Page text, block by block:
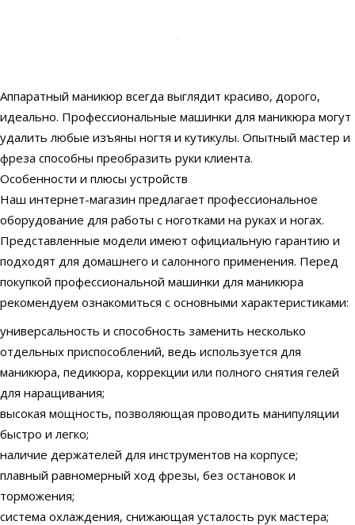
Аппаратный маникюр всегда выглядит красиво, дорого,
идеально. Профессиональные машинки для маникюра могут
удалить любые изъяны ногтя и кутикулы. Опытный мастер и
фреза способны преобразить руки клиента.
Особенности и плюсы устройств
Наш интернет-магазин предлагает профессиональное
оборудование для работы с ноготками на руках и ногах.
Представленные модели имеют официальную гарантию и
подходят для домашнего и салонного применения. Перед
покупкой профессиональной машинки для маникюра
рекомендуем ознакомиться с основными характеристиками:
универсальность и способность заменить несколько
отдельных приспособлений, ведь используется для
маникюра, педикюра, коррекции или полного снятия гелей
для наращивания;
высокая мощность, позволяющая проводить манипуляции
быстро и легко;
наличие держателей для инструментов на корпусе;
плавный равномерный ход фрезы, без остановок и
торможения;
система охлаждения, снижающая усталость рук мастера;